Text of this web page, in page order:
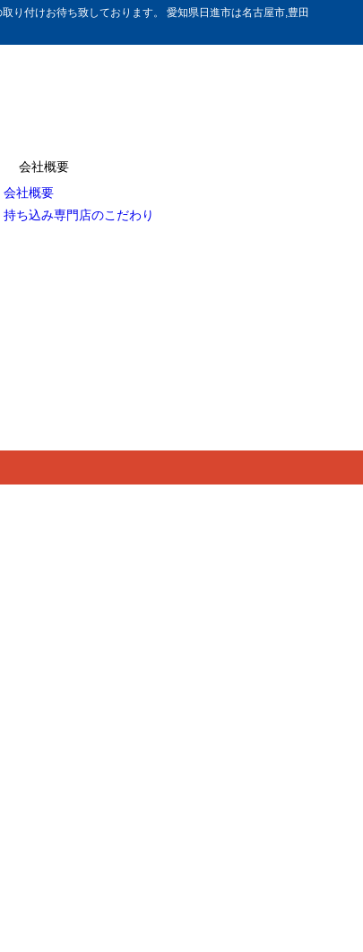
り付けお待ち致しております。 愛知県日進市は名古屋市,豊田
会社概要
会社概要
持ち込み専門店のこだわり